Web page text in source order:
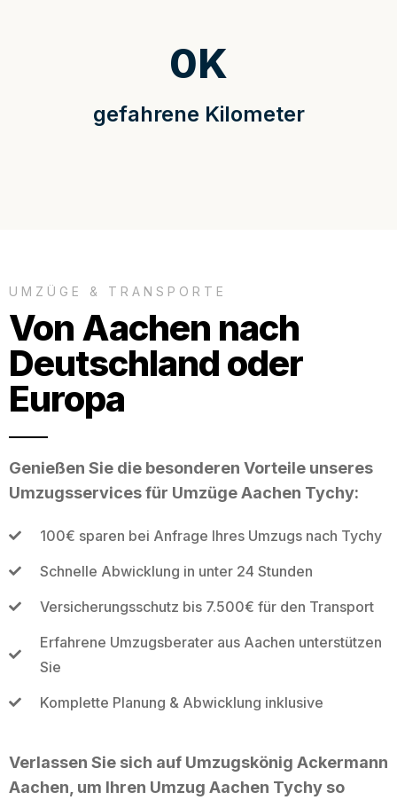
gefahrene Kilometer
0K
UMZÜGE & TRANSPORTE
Von Aachen nach
Deutschland oder
Europa
Genießen Sie die besonderen Vorteile unseres
Umzugsservices für Umzüge Aachen Tychy:
100€ sparen bei Anfrage Ihres Umzugs nach Tychy
Schnelle Abwicklung in unter 24 Stunden
Versicherungsschutz bis 7.500€ für den Transport
Erfahrene Umzugsberater aus Aachen unterstützen
Sie
Komplette Planung & Abwicklung inklusive
Verlassen Sie sich auf Umzugskönig Ackermann
Aachen, um Ihren Umzug Aachen Tychy so